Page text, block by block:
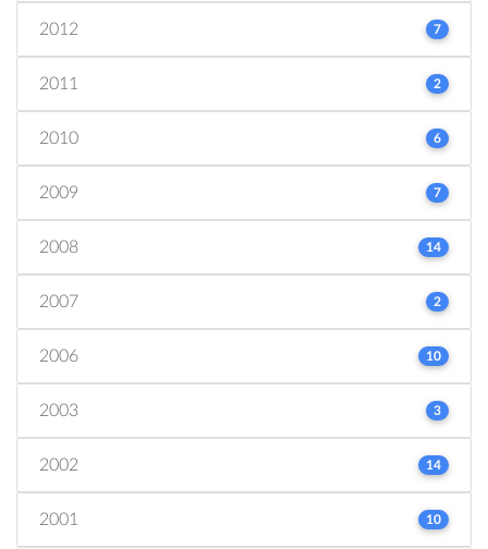
2012 7
2011 2
2010 6
2009 7
2008 14
2007 2
2006 10
2003 3
2002 14
2001 10